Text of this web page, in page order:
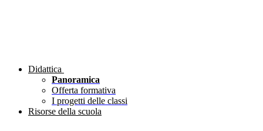
Didattica
Panoramica
Offerta formativa
I progetti delle classi
Risorse della scuola